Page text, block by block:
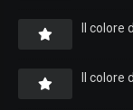
Il colore
Il colore